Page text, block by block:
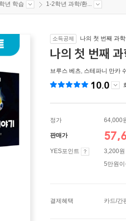
년 학습 1-2학년 과학/환...
소득공제 나의 첫 번째 과학
나의 첫 번째
브루스 베츠, 스테파니 만카
10.0
정가 64,000
판매가
YES포인트
3,200
5만원이
결제혜택 카드/간